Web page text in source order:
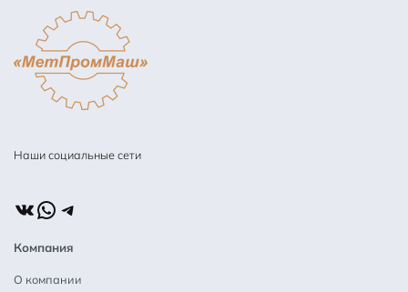
Наши социальные сети
ВКонтакте
WhatsApp
Telegram
Компания
О компании